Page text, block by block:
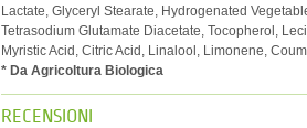
Lactate, Glyceryl Stearate, Hydrogenated
Tetrasodium Glutamate Diacetate, Tocopherol,
Myristic Acid, Citric Acid, Linalool, Limonene,
* Da Agricoltura Biologica
RECENSIONI